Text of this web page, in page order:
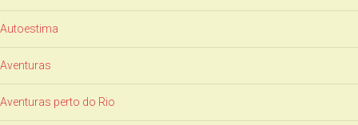
Autoestima
Aventuras
Aventuras perto do Rio